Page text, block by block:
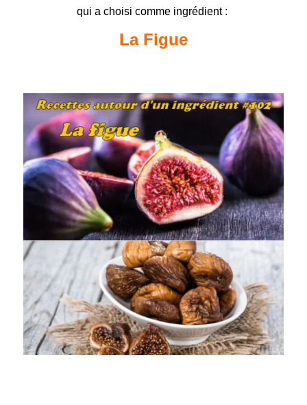
qui a choisi comme ingrédient :
La Figue